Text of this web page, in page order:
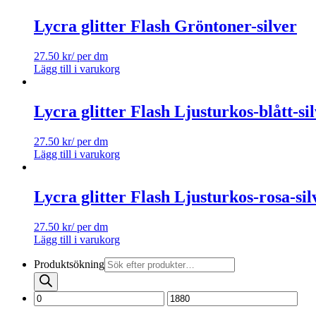
Lycra glitter Flash Gröntoner-silver
27.50 kr/ per dm
Lägg till i varukorg
Lycra glitter Flash Ljusturkos-blått-
27.50 kr/ per dm
Lägg till i varukorg
Lycra glitter Flash Ljusturkos-rosa-
27.50 kr/ per dm
Lägg till i varukorg
Produktsökning